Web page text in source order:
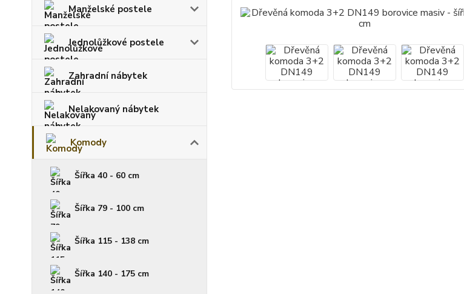
Manželské postele
Jednolůžkové postele
Zahradní nábytek
Nelakovaný nábytek
Komody
Šířka 40 - 60 cm
Šířka 79 - 100 cm
Šířka 115 - 138 cm
Šířka 140 - 175 cm